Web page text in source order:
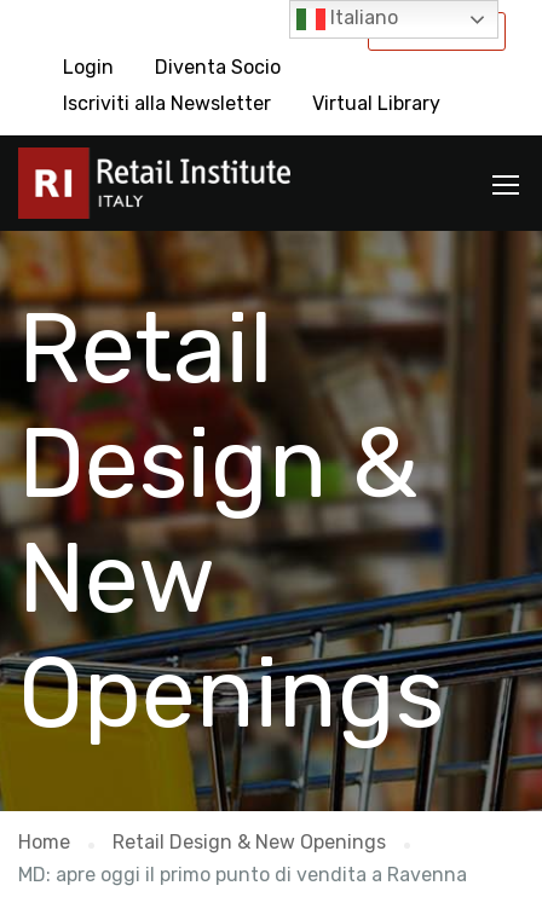
International
Login
Diventa Socio
Iscriviti alla Newsletter
Virtual Library
Retail
Design &
New
Openings
Home
Retail Design & New Openings
MD: apre oggi il primo punto di vendita a Ravenna
Italiano